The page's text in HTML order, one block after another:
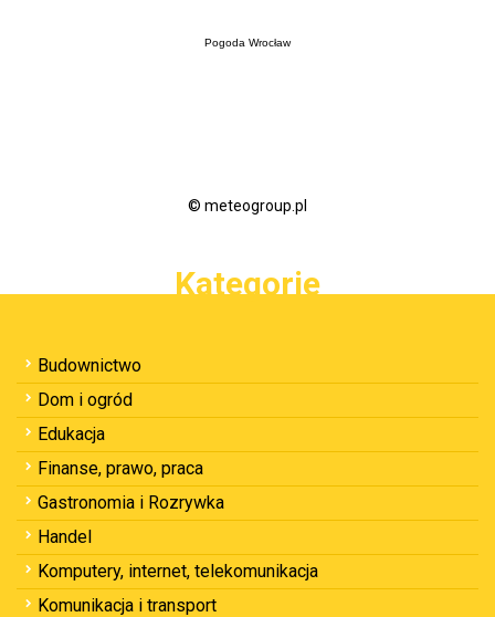
Pogoda Wrocław
© meteogroup.pl
Kategorie
Budownictwo
Dom i ogród
Edukacja
Finanse, prawo, praca
Gastronomia i Rozrywka
Handel
Komputery, internet, telekomunikacja
Komunikacja i transport